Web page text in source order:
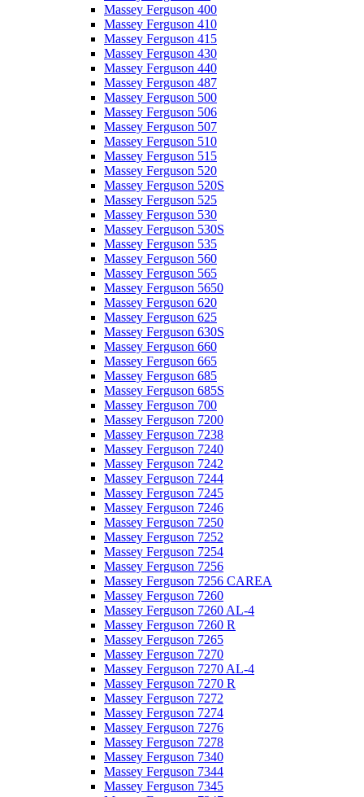
Massey Ferguson 400
Massey Ferguson 410
Massey Ferguson 415
Massey Ferguson 430
Massey Ferguson 440
Massey Ferguson 487
Massey Ferguson 500
Massey Ferguson 506
Massey Ferguson 507
Massey Ferguson 510
Massey Ferguson 515
Massey Ferguson 520
Massey Ferguson 520S
Massey Ferguson 525
Massey Ferguson 530
Massey Ferguson 530S
Massey Ferguson 535
Massey Ferguson 560
Massey Ferguson 565
Massey Ferguson 5650
Massey Ferguson 620
Massey Ferguson 625
Massey Ferguson 630S
Massey Ferguson 660
Massey Ferguson 665
Massey Ferguson 685
Massey Ferguson 685S
Massey Ferguson 700
Massey Ferguson 7200
Massey Ferguson 7238
Massey Ferguson 7240
Massey Ferguson 7242
Massey Ferguson 7244
Massey Ferguson 7245
Massey Ferguson 7246
Massey Ferguson 7250
Massey Ferguson 7252
Massey Ferguson 7254
Massey Ferguson 7256
Massey Ferguson 7256 CAREA
Massey Ferguson 7260
Massey Ferguson 7260 AL-4
Massey Ferguson 7260 R
Massey Ferguson 7265
Massey Ferguson 7270
Massey Ferguson 7270 AL-4
Massey Ferguson 7270 R
Massey Ferguson 7272
Massey Ferguson 7274
Massey Ferguson 7276
Massey Ferguson 7278
Massey Ferguson 7340
Massey Ferguson 7344
Massey Ferguson 7345